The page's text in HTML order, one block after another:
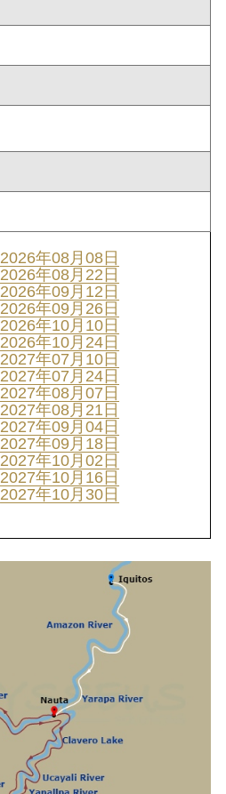
2026年08月08日
2026年08月22日
2026年09月12日
2026年09月26日
2026年10月10日
2026年10月24日
2027年07月10日
2027年07月24日
2027年08月07日
2027年08月21日
2027年09月04日
2027年09月18日
2027年10月02日
2027年10月16日
2027年10月30日